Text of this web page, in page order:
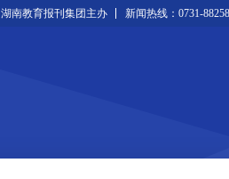
湖南教育报刊集团主办 新闻热线：0731-